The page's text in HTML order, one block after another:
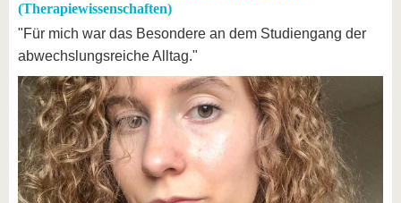
(Therapiewissenschaften)
"Für mich war das Besondere an dem Studiengang der
abwechslungsreiche Alltag."